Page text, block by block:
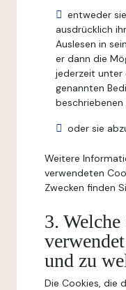
entweder
ausdrücklich
Auslesen in
er dann die
jederzeit unter
genannten
oder sie
Weitere
verwendeten
Zwecken finden
3.
und zu
Die Cookies, die